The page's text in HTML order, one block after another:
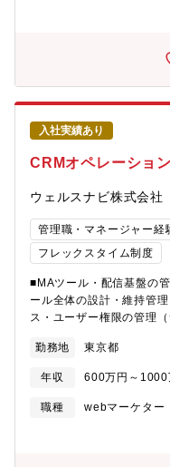
門名および人数
（フルタイム以外メンバ
が決まれば、担当者は、
導やコレポンに対して、
万円 (2024年12月期)を誇
ャリストとして一眼レフ
ー製品から、監視カメラ
産業分野製品に至るまで
での売上高が7割を超えグ
にも力を入れており、車
場への参入など事業領域
ており、ワークライフバ
社平均で月10時間程度。
を促進・継続できる顧客
響するため、サービス利
業運営上の重点領域に位
重点領域を担う「顧客エ
を行っています。国を挙
ス強化、26年度後半の開
折り込みながら、サービ
を募集します。ロボアド
ト改善を担い、お客さま
進します。具体的には、
せた投資行動を促すアド
ど様々な側面からサービ
かり資産を現在の1兆円規
に対して主要なKPIを担
上およびKPI改善、事業
に繋がるダイナミズムを
▼【顧客エンゲージメン
https://note.com/
https://
notehttps://note.com/
入社実績あり
CRMオペレーショ
ウェルスナビ株式会社
管理職・マネージャー経
フレックスタイム制度
■MAツール・配信基盤の
ール全体の設計・維持管
ス・ユーザー権限の管理
ルベンダー（Marketo/
支払い申請等のアライア
ジニア・ベンダーと連携
品質の管理と改善・高度
直し、およびミスを構造
勤務地 東京都
年収 600万円～1000
職種
webマーケター